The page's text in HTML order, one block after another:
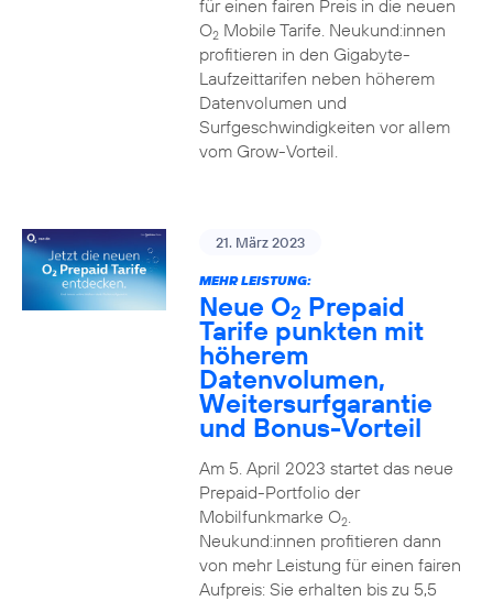
für einen fairen Preis in die neuen
O2Mobile Tarife. Neukund:innen
profitieren in den Gigabyte-
Laufzeittarifen neben höherem
Datenvolumen und
Surfgeschwindigkeiten vor allem
vom Grow-Vorteil.
21. März 2023
MEHR LEISTUNG:
Neue O2 Prepaid
Tarife punkten mit
höherem
Datenvolumen,
Weitersurfgarantie
und Bonus-Vorteil
Am 5. April 2023 startet das neue
Prepaid-Portfolio der
Mobilfunkmarke O2.
Neukund:innen profitieren dann
von mehr Leistung für einen fairen
Aufpreis: Sie erhalten bis zu 5,5